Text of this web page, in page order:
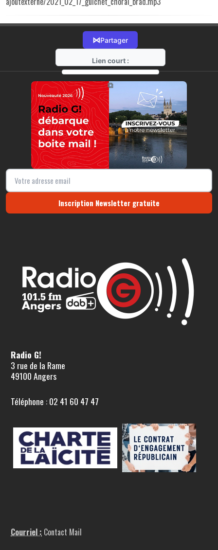
⋈Partager
Lien court :
https://radio-g.fr?r146
⧉
Inscription Newsletter gratuite
Radio G!
3 rue de la Rame
49100 Angers
Téléphone : 02 41 60 47 47
Courriel : Contact Mail